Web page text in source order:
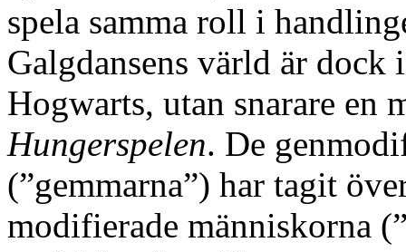
spela samma roll i
Galgdansens värld är dock
Hogwarts, utan snarare en
Hungerspelen. De
(”gemmarna”) har tagit
modifierade människorna